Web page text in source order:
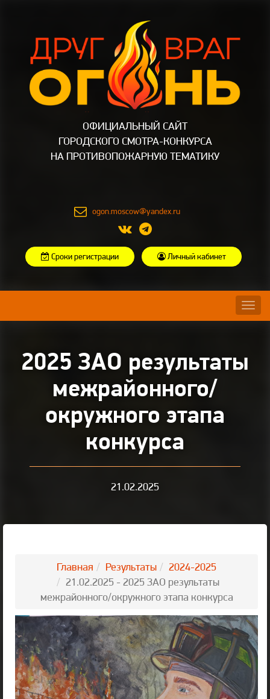
ОФИЦИАЛЬНЫЙ САЙТ
ГОРОДСКОГО СМОТРА-КОНКУРСА
НА ПРОТИВОПОЖАРНУЮ ТЕМАТИКУ
ogon.moscow@yandex.ru
Сроки регистрации Личный кабинет
2025 ЗАО результаты
межрайонного/
окружного этапа
конкурса
21.02.2025
Главная Результаты
2024-2025
21.02.2025 - 2025 ЗАО результаты
межрайонного/окружного этапа конкурса